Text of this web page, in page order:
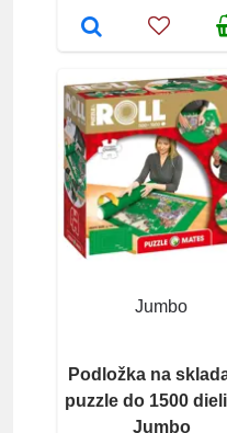
Jumbo
Podložka na
puzzle do 1500
Jumbo